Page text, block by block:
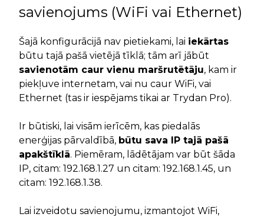
savienojums (WiFi vai Ethernet)
Šajā konfigurācijā nav pietiekami, lai iekārtas
būtu tajā pašā vietējā tīklā; tām arī jābūt
savienotām caur vienu maršrutētāju, kam ir
piekļuve internetam, vai nu caur WiFi, vai
Ethernet (tas ir iespējams tikai ar Trydan Pro).
Ir būtiski, lai visām ierīcēm, kas piedalās
enerģijas pārvaldībā, būtu sava IP tajā pašā
apakštīklā. Piemēram, lādētājam var būt šāda
IP, citam: 192.168.1.27 un citam: 192.168.1.45, un
citam: 192.168.1.38.
Lai izveidotu savienojumu, izmantojot WiFi,